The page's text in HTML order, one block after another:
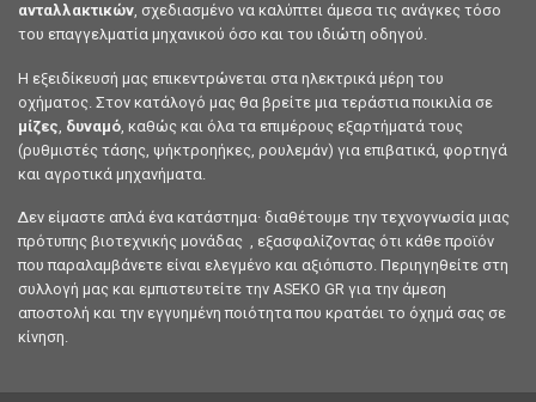
ανταλλακτικών, σχεδιασμένο να καλύπτει άμεσα τις ανάγκες τόσο
του επαγγελματία μηχανικού όσο και του ιδιώτη οδηγού.
Η εξειδίκευσή μας επικεντρώνεται στα ηλεκτρικά μέρη του
οχήματος. Στον κατάλογό μας θα βρείτε μια τεράστια ποικιλία σε
μίζες δυναμό , καθώς και όλα τα επιμέρους εξαρτήματά τους
(ρυθμιστές τάσης, ψήκτροηήκες, ρουλεμάν) για επιβατικά, φορτηγά
και αγροτικά μηχανήματα.
Δεν είμαστε απλά ένα κατάστημα· διαθέτουμε την τεχνογνωσία μιας
πρότυπης βιοτεχνικής μονάδας , εξασφαλίζοντας ότι κάθε προϊόν
που παραλαμβάνετε είναι ελεγμένο και αξιόπιστο. Περιηγηθείτε στη
συλλογή μας και εμπιστευτείτε την ASEKO GR για την άμεση
αποστολή και την εγγυημένη ποιότητα που κρατάει το όχημά σας σε
κίνηση.